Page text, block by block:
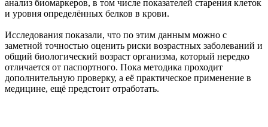
анализ биомаркеров, в том числе показателей старения клеток
и уровня определённых белков в крови.
Исследования показали, что по этим данным можно с
заметной точностью оценить риски возрастных заболеваний и
общий биологический возраст организма, который нередко
отличается от паспортного. Пока методика проходит
дополнительную проверку, а её практическое применение в
медицине, ещё предстоит отработать.